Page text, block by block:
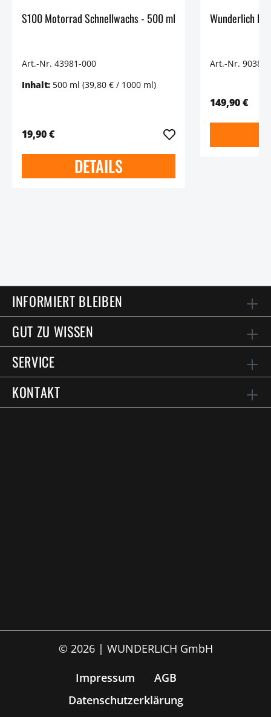
S100 Motorrad Schnellwachs - 500 ml
Art.-Nr. 43981-000
Inhalt: 500 ml (39,80 € / 1000 ml)
19,90 €
DETAILS
Wunderlich
Art.-Nr.
149,90 €
INFORMIERT BLEIBEN
GUT ZU WISSEN
SERVICE
KONTAKT
© 2026 | WUNDERLICH GmbH
Impressum
AGB
Datenschutzerklärung